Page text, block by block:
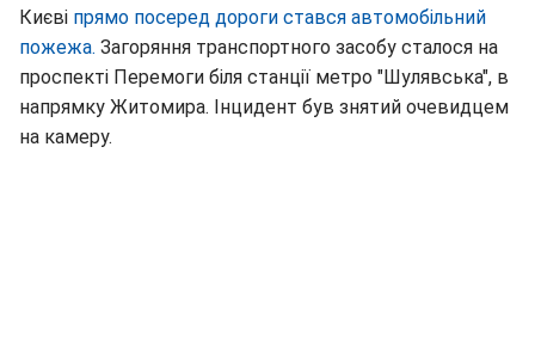
Києві прямо посеред дороги стався автомобільний
пожежа. Загоряння транспортного засобу сталося на
проспекті Перемоги біля станції метро "Шулявська", в
напрямку Житомира. Інцидент був знятий очевидцем
на камеру.